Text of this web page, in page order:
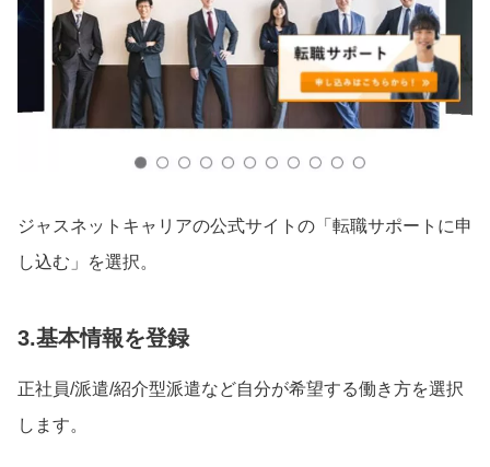
ジャスネットキャリアの公式サイトの「転職サポートに申
し込む」を選択。
3.基本情報を登録
正社員/派遣/紹介型派遣など自分が希望する働き方を選択
します。